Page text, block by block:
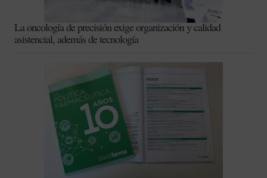
La oncología de precisión exige organización y calidad
asistencial, además de tecnología